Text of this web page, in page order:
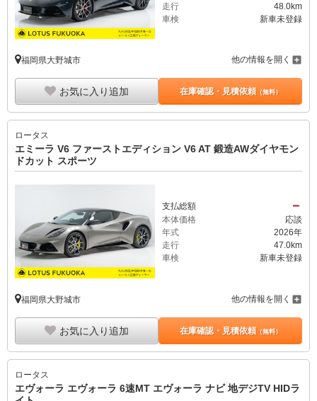
走行
48.0km
車検
新車未登録
福岡県大野城市 他の情報を開く
お気に入り追加 在庫確認・見積依頼（無料）
ロータス
エミーラ V6 ファーストエディション V6 AT 鍛造AWダイヤモン
ドカット スポーツ
支払総額 －
本体価格
応談
年式
2026年
走行
47.0km
車検
新車未登録
福岡県大野城市 他の情報を開く
お気に入り追加 在庫確認・見積依頼（無料）
ロータス
エヴォーラ エヴォーラ 6速MT エヴォーラ ナビ 地デジTV HIDラ